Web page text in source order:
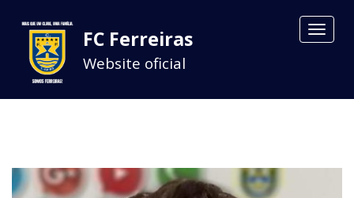
Toggle
FC Ferreiras
Website oficial